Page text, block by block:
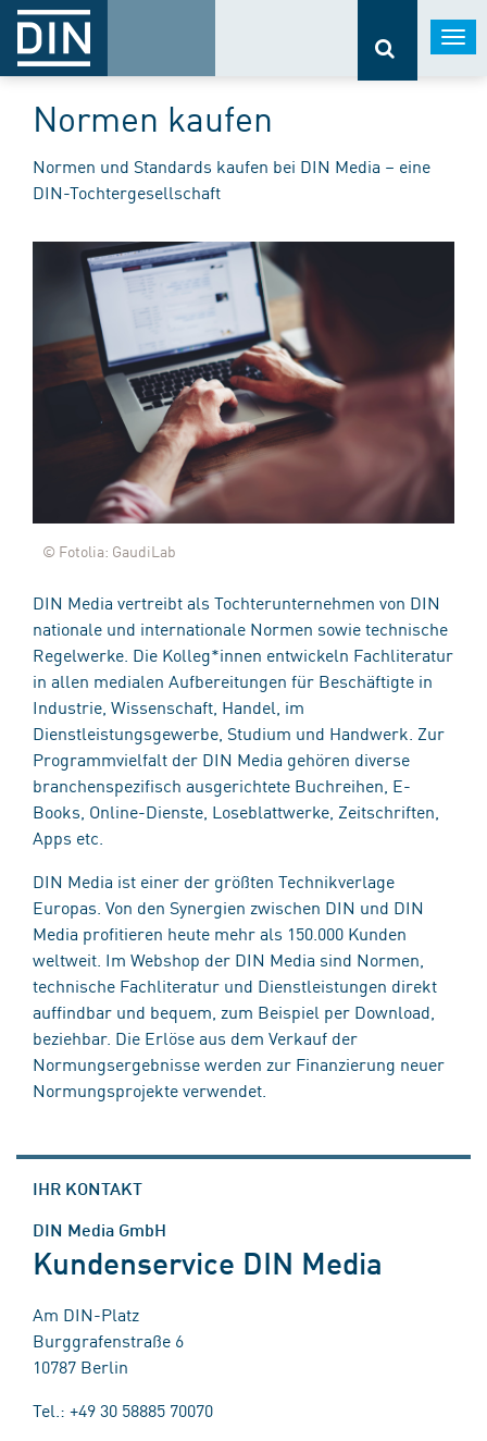
Normen kaufen
Normen und Standards kaufen bei DIN Media – eine
DIN-Tochtergesellschaft
© Fotolia: GaudiLab
DIN Media vertreibt als Tochterunternehmen von DIN
nationale und internationale Normen sowie technische
Regelwerke. Die Kolleg*innen entwickeln Fachliteratur
in allen medialen Aufbereitungen für Beschäftigte in
Industrie, Wissenschaft, Handel, im
Dienstleistungsgewerbe, Studium und Handwerk. Zur
Programmvielfalt der DIN Media gehören diverse
branchenspezifisch ausgerichtete Buchreihen, E-
Books, Online-Dienste, Loseblattwerke, Zeitschriften,
Apps etc.
DIN Media ist einer der größten Technikverlage
Europas. Von den Synergien zwischen DIN und DIN
Media profitieren heute mehr als 150.000 Kunden
weltweit. Im Webshop der DIN Media sind Normen,
technische Fachliteratur und Dienstleistungen direkt
auffindbar und bequem, zum Beispiel per Download,
beziehbar. Die Erlöse aus dem Verkauf der
Normungsergebnisse werden zur Finanzierung neuer
Normungsprojekte verwendet.
IHR KONTAKT
DIN Media GmbH
Kundenservice DIN Media
Am DIN-Platz
Burggrafenstraße 6
10787 Berlin
Tel.: +49 30 58885 70070